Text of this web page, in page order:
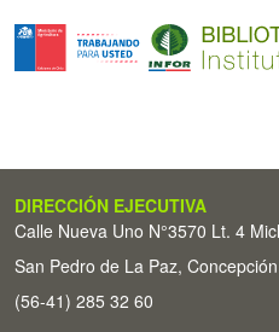
DIRECCIÓN EJECUTIVA
Calle Nueva Uno N°3570 Lt. 4
San Pedro de La Paz, Concepción
(56-41) 285 32 60